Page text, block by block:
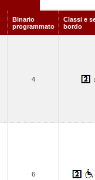
Binario
programmato
Classi e
bordo
4
6